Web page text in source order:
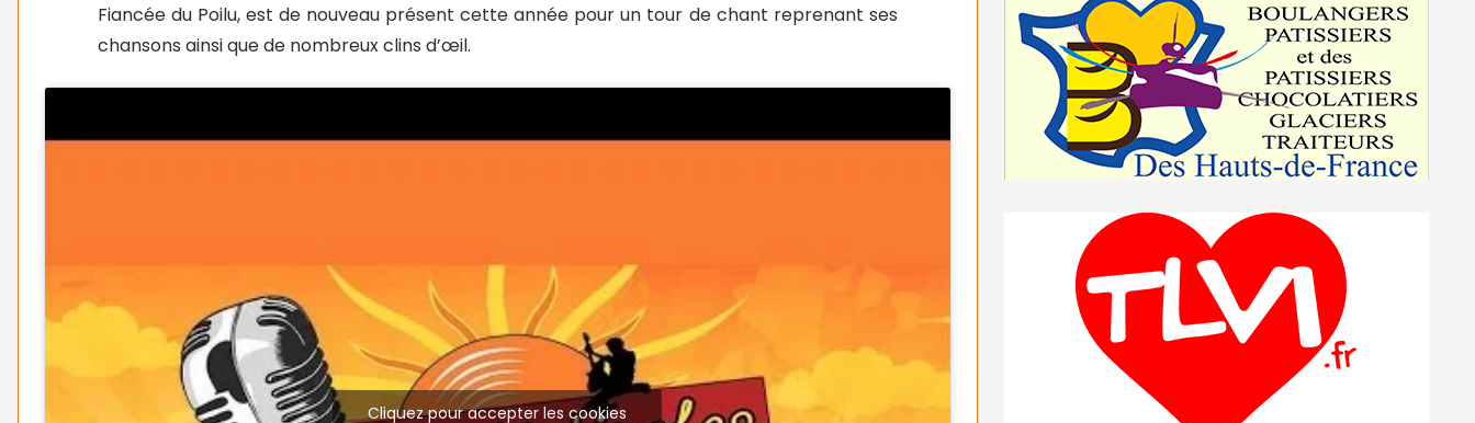
Fiancée du Poilu, est de nouveau présent cette année pour un tour de chant reprenant ses
chansons ainsi que de nombreux clins d’œil.
Cliquez pour accepter les cookies